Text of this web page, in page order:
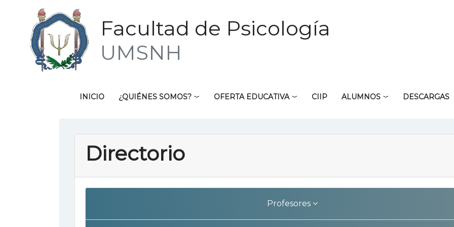
Facultad de Psicología
UMSNH
INICIO ¿QUIÉNES SOMOS? OFERTA EDUCATIVA CIIP ALUMNOS DESCARGAS
Directorio
Profesores